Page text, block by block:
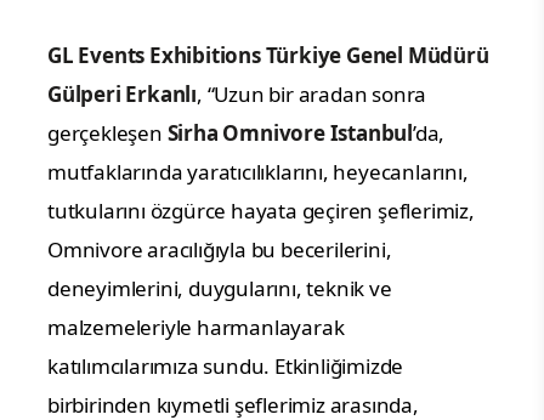
GL Events Exhibitions Türkiye Genel Müdürü
Gülperi Erkanlı, “Uzun bir aradan sonra
gerçekleşen Sirha Omnivore Istanbul’da,
mutfaklarında yaratıcılıklarını, heyecanlarını,
tutkularını özgürce hayata geçiren şeflerimiz,
Omnivore aracılığıyla bu becerilerini,
deneyimlerini, duygularını, teknik ve
malzemeleriyle harmanlayarak
katılımcılarımıza sundu. Etkinliğimizde
birbirinden kıymetli şeflerimiz arasında,